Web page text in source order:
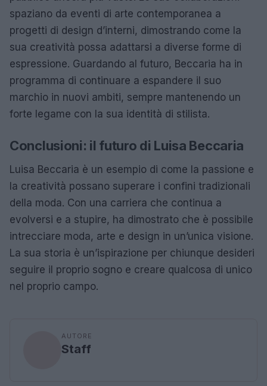
spaziano da eventi di arte contemporanea a
progetti di design d’interni, dimostrando come la
sua creatività possa adattarsi a diverse forme di
espressione. Guardando al futuro, Beccaria ha in
programma di continuare a espandere il suo
marchio in nuovi ambiti, sempre mantenendo un
forte legame con la sua identità di stilista.
Conclusioni: il futuro di Luisa Beccaria
Luisa Beccaria è un esempio di come la passione e
la creatività possano superare i confini tradizionali
della moda. Con una carriera che continua a
evolversi e a stupire, ha dimostrato che è possibile
intrecciare moda, arte e design in un’unica visione.
La sua storia è un’ispirazione per chiunque desideri
seguire il proprio sogno e creare qualcosa di unico
nel proprio campo.
AUTORE
Staff